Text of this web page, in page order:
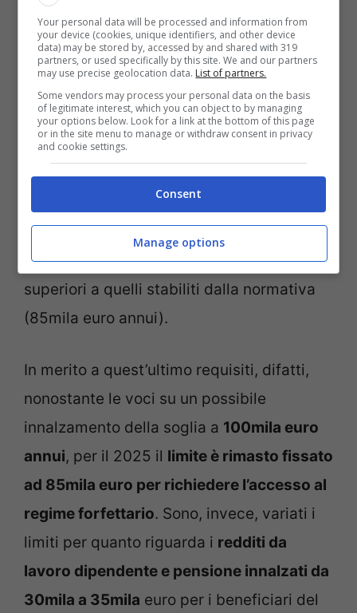
seguenti requisiti: non aver esercitato in
nessuna forma, nei 3 anni precedenti,
alcuna attività d’impresa, professionale o
artistica; la nuova attività non deve essere
una continuazione di un’attività
precedentemente svolta, ad eccezione dei
casi di pratica obbligatoria per lo
svolgimento dell’attività professionale; il
limite dei ricavi non devono essere
superiori a quelli stabiliti dalla normativa
(85mila euro annui).
In merito a quest’ultimo requisiti, difatti,
nonostante le voci su un possibile
innalzamento della soglia a 100mila euro
annui, per il 2025 il limite è rimasto fissato
ad 85mila euro per richiedere l’accesso al
regime forfettario. Sono, invece, variati i
limiti per quanto riguarda i redditi da
lavoro dipendente e pensione innalzati da
30mila a 35mila euro per i beneficiari del
Your personal data will be processed and information from
your device (cookies, unique identifiers, and other device
data) may be stored by, accessed by and shared with 319
partners, or used specifically by this site. We and our partners
may use precise geolocation data. List of partners.
Some vendors may process your personal data on the basis
of legitimate interest, which you can object to by managing
your options below. Look for a link at the bottom of this page
or in the site menu to manage or withdraw consent in privacy
and cookie settings.
Consent
Manage options